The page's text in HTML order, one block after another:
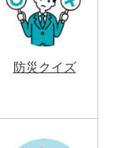
防災クイズ